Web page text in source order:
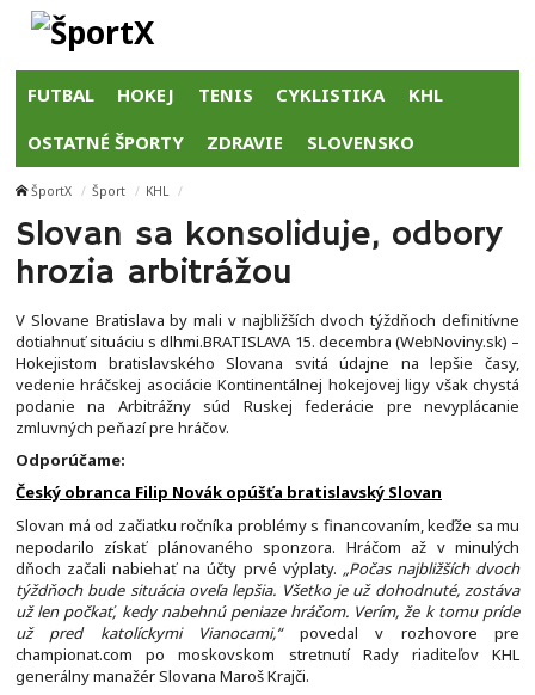
FUTBAL HOKEJ TENIS CYKLISTIKA KHL
OSTATNÉ ŠPORTY ZDRAVIE SLOVENSKO
ŠportX Šport KHL
Slovan sa konsoliduje, odbory
hrozia arbitrážou
V Slovane Bratislava by mali v najbližších dvoch týždňoch definitívne
dotiahnuť situáciu s dlhmi.BRATISLAVA 15. decembra (WebNoviny.sk) –
Hokejistom bratislavského Slovana svitá údajne na lepšie časy,
vedenie hráčskej asociácie Kontinentálnej hokejovej ligy však chystá
podanie na Arbitrážny súd Ruskej federácie pre nevyplácanie
zmluvných peňazí pre hráčov.
Odporúčame:
Český obranca Filip Novák opúšťa bratislavský Slovan
Slovan má od začiatku ročníka problémy s financovaním, keďže sa mu
nepodarilo získať plánovaného sponzora. Hráčom až v minulých
dňoch začali nabiehať na účty prvé výplaty. „Počas najbližších dvoch
týždňoch bude situácia oveľa lepšia. Všetko je už dohodnuté, zostáva
už len počkať, kedy nabehnú peniaze hráčom. Verím, že k tomu príde
už pred katolíckymi Vianocami,“povedal v rozhovore pre
championat.com po moskovskom stretnutí Rady riaditeľov KHL
generálny manažér Slovana Maroš Krajči.